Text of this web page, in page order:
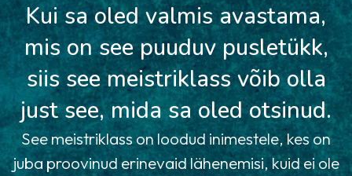
Kui sa oled valmis avastama,
mis on see puuduv pusletükk,
siis see meistriklass võib olla
just see, mida sa oled otsinud.
See meistriklass on loodud inimestele, kes on
juba proovinud erinevaid lähenemisi, kuid ei ole